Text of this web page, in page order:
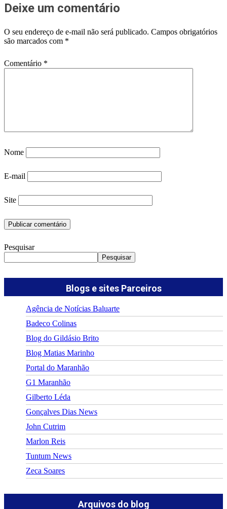
Deixe um comentário
O seu endereço de e-mail não será publicado. Campos obrigatórios
são marcados com *
Comentário *
Nome
E-mail
Site
Pesquisar
Pesquisar
Blogs e sites Parceiros
Agência de Notícias Baluarte
Badeco Colinas
Blog do Gildásio Brito
Blog Matias Marinho
Portal do Maranhão
G1 Maranhão
Gilberto Léda
Gonçalves Dias News
John Cutrim
Marlon Reis
Tuntum News
Zeca Soares
Arquivos do blog